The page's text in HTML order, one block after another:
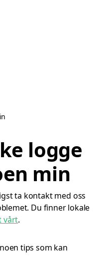
logge
min
ta kontakt med oss
Du finner lokale
vårt.
tips som kan